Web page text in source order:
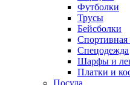
Футболки
Трусы
Бейсболки
Спортивная
Спецодежда
Шарфы и
Платки и
Посуда